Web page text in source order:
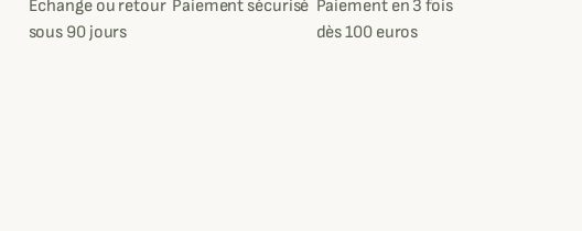
Échange ou retour
sous 90 jours
Paiement sécurisé Paiement en 3 fois
dès 100 euros